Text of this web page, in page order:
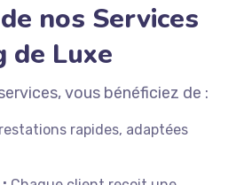
nos Services
de Luxe
vous bénéficiez de :
rapides, adaptées